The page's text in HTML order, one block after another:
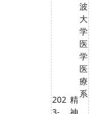
202 精
波
大
学
医
学
医
療
系